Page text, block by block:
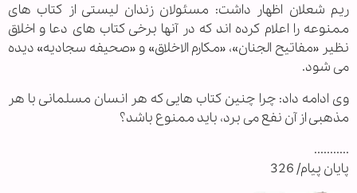
ریم شعلان اظهار داشت: مسئولان زندان لیستی از کتاب های
ممنوعه را اعلام کرده اند که در آنها برخی کتاب های دعا و اخلاق
نظیر «مفاتیح الجنان»، «مکارم الاخلاق» و «صحیفه سجادیه» دیده
می شود.
وی ادامه داد: چرا چنین کتاب هایی که هر انسان مسلمانی با هر
مذهبی از آن نفع می برد، باید ممنوع باشد؟
...........
پایان پیام/ 326